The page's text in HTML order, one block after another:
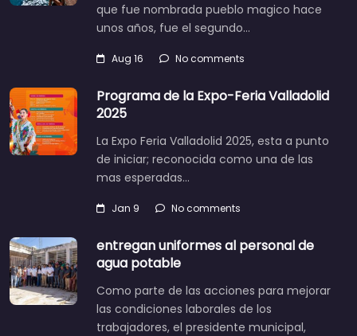
que fue nombrada pueblo magico hace
unos años, fue el segundo…
Aug 16 No comments
Programa de la Expo-Feria Valladolid
2025
La Expo Feria Valladolid 2025, esta a punto
de iniciar; reconocida como una de las
mas esperadas…
Jan 9 No comments
entregan uniformes al personal de
agua potable
Como parte de las acciones para mejorar
las condiciones laborales de los
trabajadores, el presidente municipal,